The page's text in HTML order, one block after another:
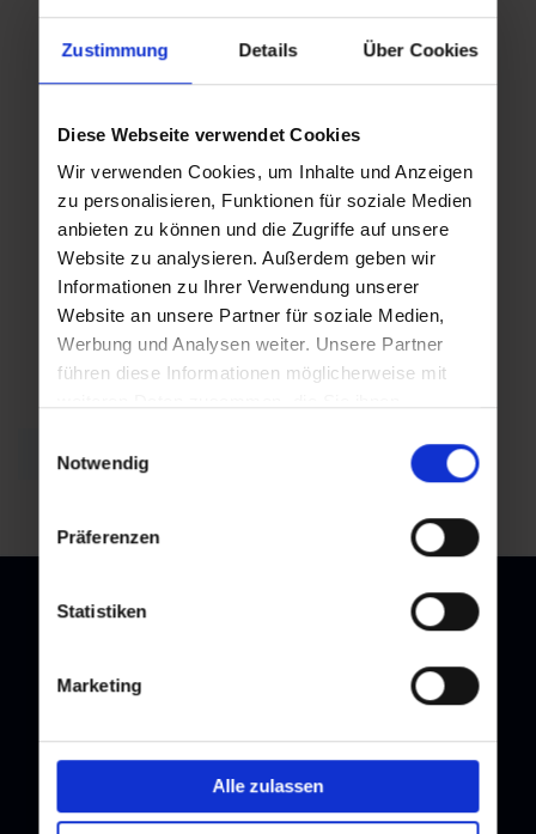
Zustimmung Details Über Cookies
Diese Webseite verwendet Cookies
Wir verwenden Cookies, um Inhalte und Anzeigen
zu personalisieren, Funktionen für soziale Medien
anbieten zu können und die Zugriffe auf unsere
Website zu analysieren. Außerdem geben wir
Informationen zu Ihrer Verwendung unserer
Website an unsere Partner für soziale Medien,
Werbung und Analysen weiter. Unsere Partner
führen diese Informationen möglicherweise mit
Nutzung der Dienste gesammelt haben.
Notwendig
Präferenzen
Statistiken
Marketing
Alle zulassen
09:00 09:00
So,
14.03.2027
09:00
Zurück zur Übersicht